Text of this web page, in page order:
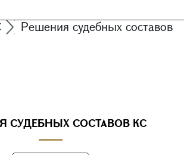
Решения судебных составов
СУДЕБНЫХ СОСТАВОВ КС